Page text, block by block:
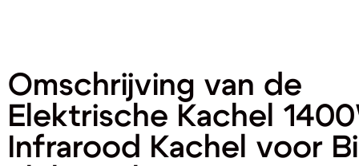
Omschrijving van de
Elektrische Kachel
Infrarood Kachel voor